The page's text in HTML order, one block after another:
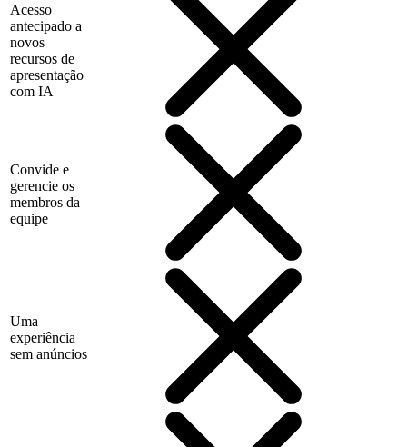
Acesso
antecipado a
novos
recursos de
apresentação
com IA
Convide e
gerencie os
membros da
equipe
Uma
experiência
sem anúncios